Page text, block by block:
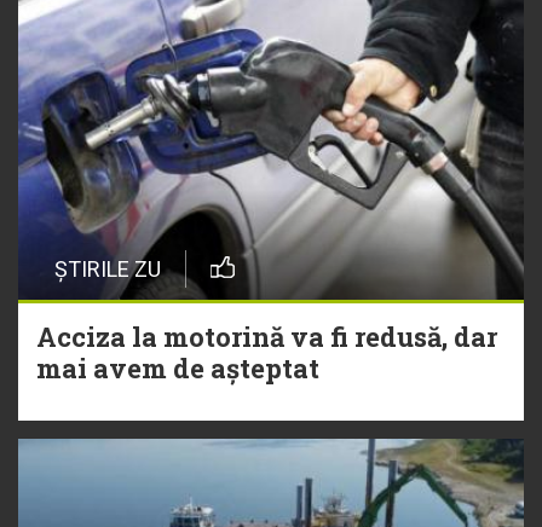
ȘTIRILE ZU
Acciza la motorină va fi redusă, dar
mai avem de așteptat